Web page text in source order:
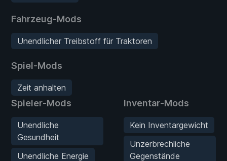
Fahrzeug-Mods
Unendlicher Treibstoff für Traktoren
Spiel-Mods
Zeit anhalten
Spieler-Mods
Unendliche
Gesundheit
Unendliche Energie
Inventar-Mods
Kein Inventargewicht
Unzerbrechliche
Gegenstände